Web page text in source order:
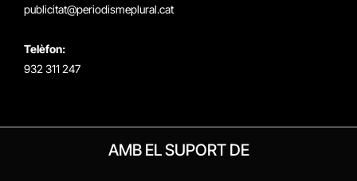
publicitat@periodismeplural.cat
Telèfon:
932 311 247
AMB EL SUPORT DE